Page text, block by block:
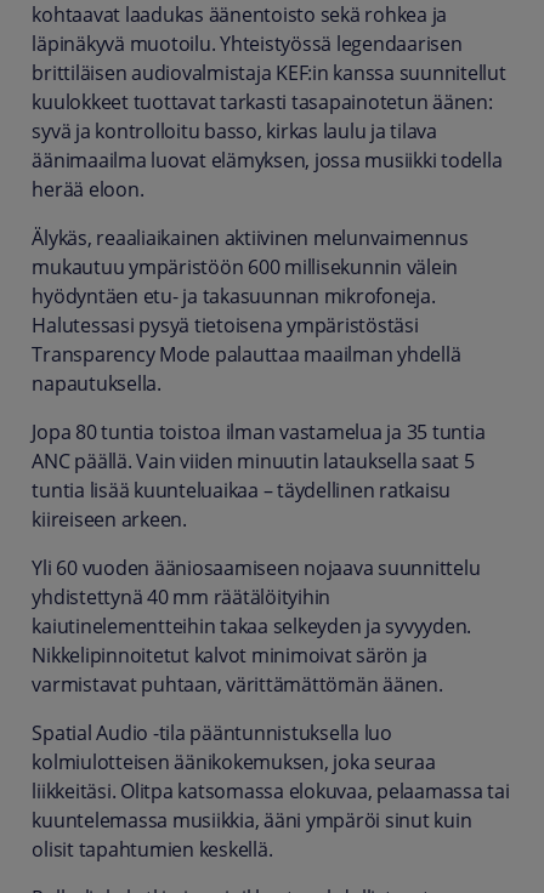
kohtaavat laadukas äänentoisto sekä rohkea ja
läpinäkyvä muotoilu. Yhteistyössä legendaarisen
brittiläisen audiovalmistaja KEF:in kanssa suunnitellut
kuulokkeet tuottavat tarkasti tasapainotetun äänen:
syvä ja kontrolloitu basso, kirkas laulu ja tilava
äänimaailma luovat elämyksen, jossa musiikki todella
herää eloon.
Älykäs, reaaliaikainen aktiivinen melunvaimennus
mukautuu ympäristöön 600 millisekunnin välein
hyödyntäen etu- ja takasuunnan mikrofoneja.
Halutessasi pysyä tietoisena ympäristöstäsi
Transparency Mode palauttaa maailman yhdellä
napautuksella.
Jopa 80 tuntia toistoa ilman vastamelua ja 35 tuntia
ANC päällä. Vain viiden minuutin latauksella saat 5
tuntia lisää kuunteluaikaa – täydellinen ratkaisu
kiireiseen arkeen.
Yli 60 vuoden ääniosaamiseen nojaava suunnittelu
yhdistettynä 40 mm räätälöityihin
kaiutinelementteihin takaa selkeyden ja syvyyden.
Nikkelipinnoitetut kalvot minimoivat särön ja
varmistavat puhtaan, värittämättömän äänen.
Spatial Audio -tila pääntunnistuksella luo
kolmiulotteisen äänikokemuksen, joka seuraa
liikkeitäsi. Olitpa katsomassa elokuvaa, pelaamassa tai
kuuntelemassa musiikkia, ääni ympäröi sinut kuin
olisit tapahtumien keskellä.